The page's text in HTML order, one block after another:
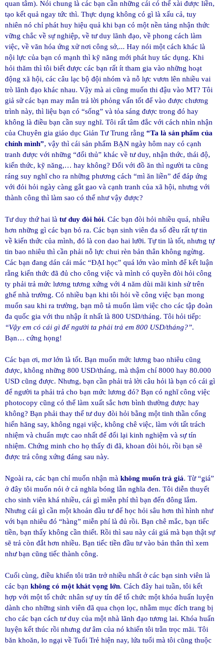
quan tâm). Nói chung là các bạn cần những cái có thể xài được liền,
tạo kết quả ngay tức thì. Thực dụng không có gì là xấu cả, tuy
nhiên nó chỉ phát huy hiệu quả khi bạn có một nền tảng nhận thức
vững chắc về sự nghiệp, về tư duy lãnh đạo, về phong cách làm
việc, về văn hóa ứng xử nơi công sở,... Hay nói một cách khác là
nội lực của bạn có mạnh thì kỹ năng mới phát huy tác dụng. Khi
hỏi thăm thì tôi biết được các bạn rất ít tham gia vào những hoạt
động xã hội, các câu lạc bộ đội nhóm và nỗ lực vươn lên nhiều vai
trò lãnh đạo khác nhau. Vậy mà ai cũng muốn thi đậu vào MT? Tôi
giả sử các bạn may mắn trả lời phỏng vấn tốt để vào được chương
trình này, thì liệu bạn có “sống” và tỏa sáng được trong đó hay
không là điều bạn cần suy nghĩ. Tôi rất tâm đắc với cách nhìn nhận
của Chuyên gia giáo dục Giản Tư Trung rằng “Ta là sản phẩm của
chính mình”, vậy thì cái sản phẩm BẠN ngày hôm nay có cạnh
tranh được với những “đối thủ” khác về tư duy, nhận thức, thái độ,
kiến thức, kỹ năng,… hay không? Đối với đồ ăn thì người ta cũng
ráng suy nghĩ cho ra những phương cách “mì ăn liền” để đáp ứng
với đỏi hỏi ngày càng gắt gao và cạnh tranh của xã hội, nhưng với
thành công thì làm sao có thể như vậy được?
Tư duy thứ hai là tư duy đòi hỏi. Các bạn đòi hỏi nhiều quá, nhiều
hơn những gì các bạn bỏ ra. Các bạn sinh viên đa số đều rất tự tin
về kiến thức của mình, đó là con dao hai lưỡi. Tự tin là tốt, nhưng tự
tin bao nhiêu thì cần phải nỗ lực chui rèn bản thân không ngừng.
Các bạn đang dán cái mác “ĐẠI học” quá lớn vào mình để kết luận
rằng kiến thức đã đủ cho công việc và mình có quyền đòi hỏi công
ty phải trả mức lương tương xứng với 4 năm dùi mãi kinh sử trên
ghế nhà trường. Có nhiều bạn khi tôi hỏi về công việc bạn mong
muốn sau khi ra trường, bạn mô tả muốn làm việc cho các tập đoàn
đa quốc gia với thu nhập ít nhất là 800 USD/tháng. Tôi hỏi tiếp:
“Vậy em có cái gì để người ta phải trả em 800 USD/tháng?”.
Bạn… cứng họng!
Các bạn ơi, mơ lớn là tốt. Bạn muốn mức lương bao nhiêu cũng
được, không những 800 USD/tháng, mà thậm chí 8000 hay 80.000
USD cũng được. Nhưng, bạn cần phải trả lời câu hỏi là bạn có cái gì
để người ta phải trả cho bạn mức lương đó? Bạn có nghĩ công việc
photocopy cũng có thể làm xuất sắc hơn bình thường được hay
không? Bạn phải thay thế tư duy đòi hỏi bằng một tinh thần cống
hiến hăng say, không ngại việc, không chê việc, làm với tất trách
nhiệm và chuẩn mực cao nhất để đổi lại kinh nghiệm và sự tín
nhiệm. Chứng minh cho họ thấy đi đã, khoan đòi hỏi, rồi bạn sẽ
được trả công xứng đáng sau này.
Ngoài ra, các bạn chỉ muốn nhận mà không muốn trả giá. Từ “giá”
ở đây tôi muốn nói ở cả nghĩa bóng lẫn nghĩa đen. Tôi diễn thuyết
cho sinh viên khá nhiều, cái gì miễn phí thì bạn đến đông lắm.
Nhưng cái gì cần một khoản đầu tư để học hỏi sâu hơn thì hình như
với bạn nhiêu đó “hàng” miễn phí là đủ rồi. Bạn chê mắc, bạn tiếc
tiền, bạn thấy không cần thiết. Rồi thì sau này cái giá mà bạn thật sự
sẽ trả còn đắt hơn nhiều. Bạn tiếc tiền đầu tư vào bản thân thì xem
như bạn cũng tiếc thành công.
Cuối cùng, điều khiến tôi trăn trở nhiều nhất ở các bạn sinh viên là
các bạn không có một khát vọng lớn. Cách đây hai tuần, tôi kết
hợp với một tổ chức nhân sự uy tín để tổ chức một khóa huấn luyện
dành cho những sinh viên đã qua chọn lọc, nhằm mục đích trang bị
cho các bạn cách tư duy của một nhà lãnh đạo tương lai. Khóa huấn
luyện kết thúc rồi nhưng dư âm của nó khiến tôi trằn trọc mãi. Tôi
băn khoăn, lo ngại về Tuổi Trẻ hiện nay, lứa tuổi mà tôi cũng thuộc